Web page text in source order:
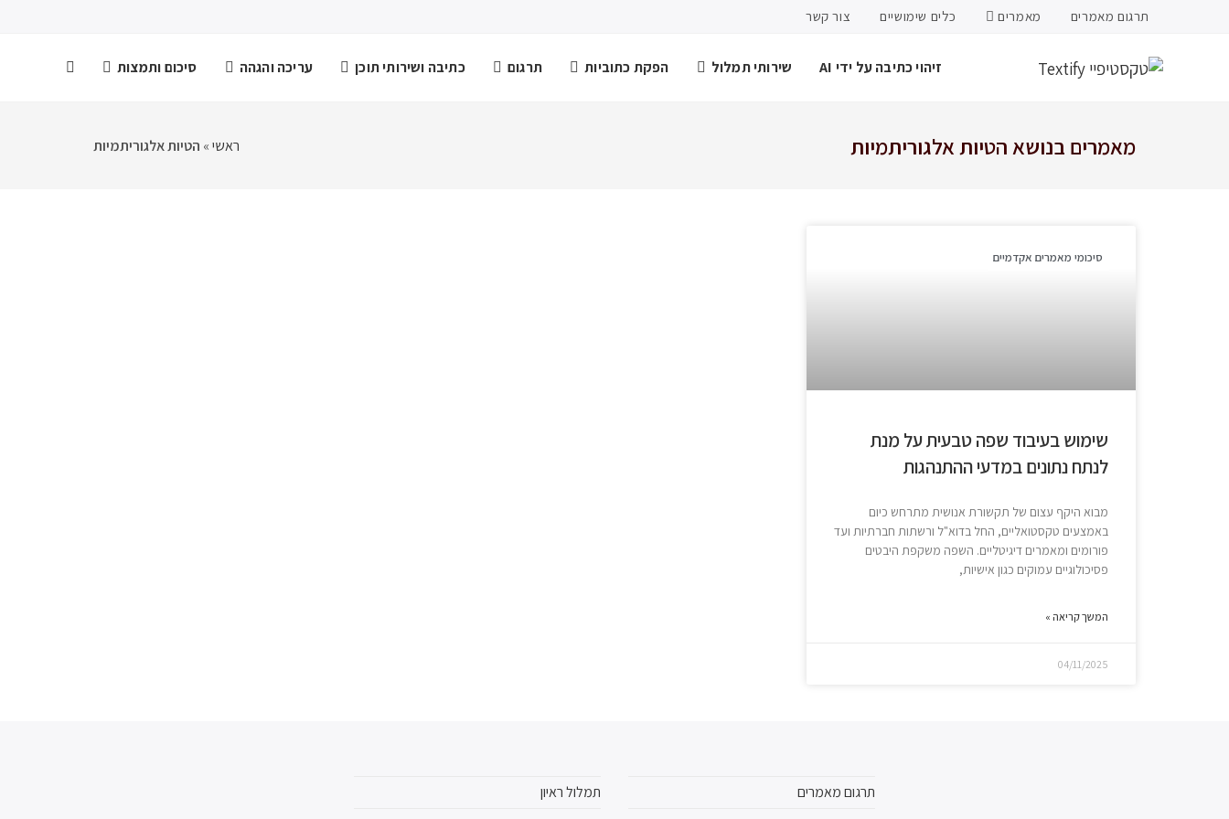
תרגום מאמרים מאמרים כלים שימושיים צור קשר
זיהוי כתיבה על ידי AI שירותי תמלול הפקת כתוביות תרגום כתיבה ושירותי תוכן עריכה והגהה סיכום ותמצות
מאמרים בנושא הטיות אלגוריתמיות ראשי» הטיות אלגוריתמיות
סיכומי מאמרים אקדמיים
שימוש בעיבוד שפה טבעית על מנת
לנתח נתונים במדעי ההתנהגות
מבוא היקף עצום של תקשורת אנושית מתרחש כיום
באמצעים טקסטואליים, החל בדוא"ל ורשתות חברתיות ועד
פורומים ומאמרים דיגיטליים. השפה משקפת היבטים
פסיכולוגיים עמוקים כגון אישיות,
המשך קריאה »
04/11/2025
תרגום מאמרים
תמלול ראיון